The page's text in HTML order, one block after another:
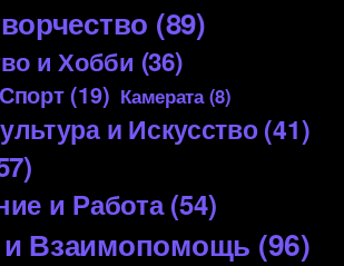
(89)
и Хобби (36)
(19) Камерата(8)
и Искусство(41)
и Работа(54)
Взаимопомощь (96)